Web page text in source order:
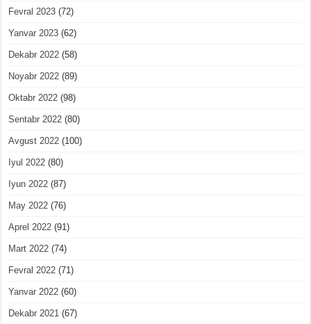
Fevral 2023 (72)
Yanvar 2023 (62)
Dekabr 2022 (58)
Noyabr 2022 (89)
Oktabr 2022 (98)
Sentabr 2022 (80)
Avgust 2022 (100)
Iyul 2022 (80)
Iyun 2022 (87)
May 2022 (76)
Aprel 2022 (91)
Mart 2022 (74)
Fevral 2022 (71)
Yanvar 2022 (60)
Dekabr 2021 (67)